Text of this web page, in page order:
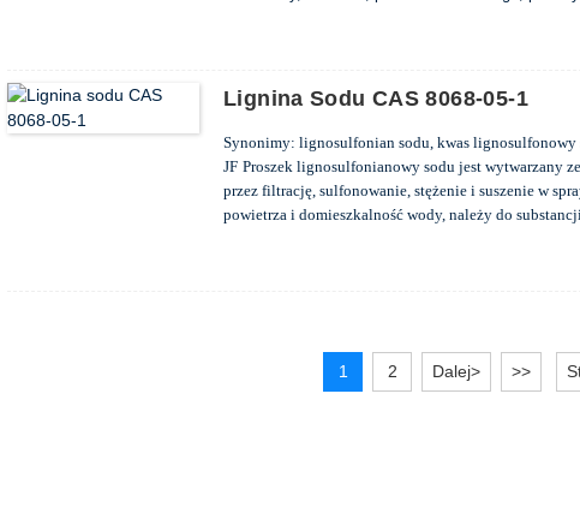
Lignina Sodu CAS 8068-05-1
Synonimy: lignosulfonian sodu, kwas lignosulfonowy
JF Proszek lignosulfonianowy sodu jest wytwarzany
przez filtrację, sulfonowanie, stężenie i suszenie w
powietrza i domieszkalność wody, należy do
bioetanolu lignina pozostaje w cieczy odpadowej,
1 2 Dalej> >>